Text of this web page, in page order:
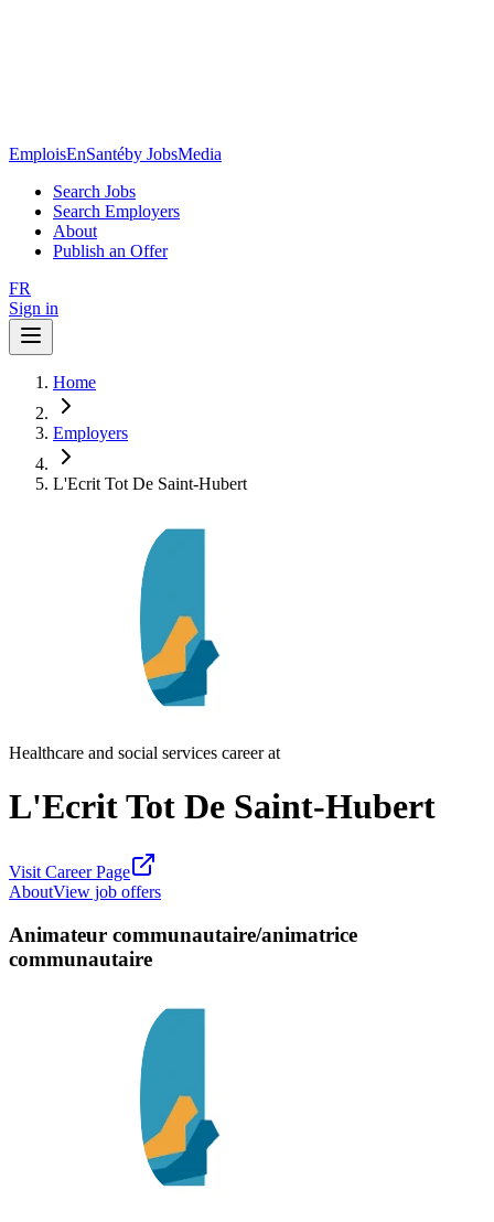
EmploisEnSantéby JobsMedia
Search Jobs
Search Employers
About
Publish an Offer
FR
Sign in
Home
Employers
L'Ecrit Tot De Saint-Hubert
Healthcare and social services career at
L'Ecrit Tot De Saint-Hubert
Visit Career Page
AboutView job offers
Animateur communautaire/animatrice
communautaire